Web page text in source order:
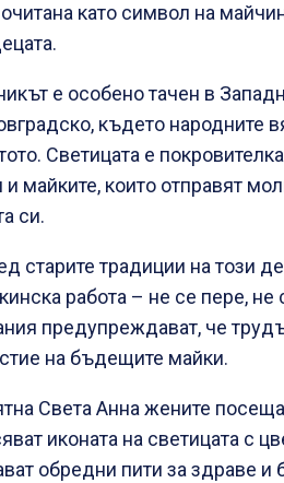
като символ на
е особено тачен в
където народните
Светицата е
и майките, които отправят
си.
старите традиции на този
работа – не се пере,
предупреждават, че
на бъдещите майки.
Света Анна жените
иконата на светицата с
обредни пити за здраве и